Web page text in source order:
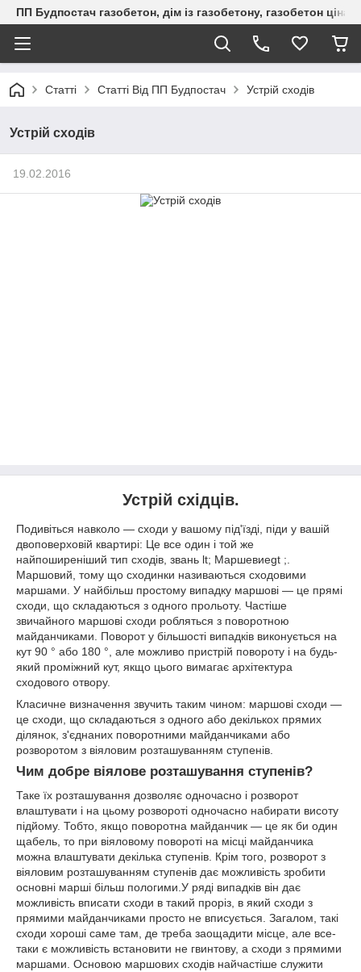
ПП Будпостач газобетон, дім із газобетону, газобетон
Статті Статті Від ПП Будпостач Устрій сходів
Устрій сходів
19.02.2016
Устрій східців.
Подивіться навколо ― сходи у вашому під'їзді, піди у вашій
двоповерховій квартирі: Це все один і той же
найпоширеніший тип сходів, звань lt; Маршевиеgt ;.
Маршовий, тому що сходинки називаються сходовими
маршами. У найбільш простому випадку маршові ― це прямі
сходи, що складаються з одного прольоту. Частіше
звичайного маршові сходи робляться з поворотною
майданчиками. Поворот у більшості випадків виконується на
кут 90 ° або 180 °, але можливо пристрій повороту і на будь-
який проміжний кут, якщо цього вимагає архітектура
сходового отвору.
Класичне визначення звучить таким чином: маршові сходи ―
це сходи, що складаються з одного або декількох прямих
ділянок, з'єднаних поворотними майданчиками або
розворотом з віяловим розташуванням ступенів.
Чим добре віялове розташування ступенів?
Таке їх розташування дозволяє одночасно і розворот
влаштувати і на цьому розвороті одночасно набирати висоту
підйому. Тобто, якщо поворотна майданчик ― це як би один
щабель, то при віяловому повороті на місці майданчика
можна влаштувати декілька ступенів. Крім того, розворот з
віяловим розташуванням ступенів дає можливість зробити
основні марші більш пологими.У ряді випадків він дає
можливість вписати сходи в такий проріз, в який сходи з
прямими майданчиками просто не вписується. Загалом, такі
сходи хороші саме там, де треба заощадити місце, але все-
таки є можливість встановити не гвинтову, а сходи з прямими
маршами. Основою маршових сходів найчастіше служити